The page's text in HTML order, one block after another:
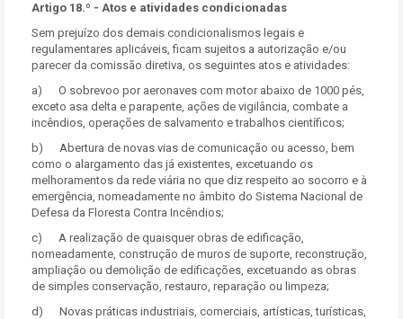
Artigo 18.º - Atos e atividades condicionadas
Sem prejuízo dos demais condicionalismos legais e
regulamentares aplicáveis, ficam sujeitos a autorização e/ou
parecer da comissão diretiva, os seguintes atos e atividades:
a) O sobrevoo por aeronaves com motor abaixo de 1000 pés,
exceto asa delta e parapente, ações de vigilância, combate a
incêndios, operações de salvamento e trabalhos científicos;
b) Abertura de novas vias de comunicação ou acesso, bem
como o alargamento das já existentes, excetuando os
melhoramentos da rede viária no que diz respeito ao socorro e à
emergência, nomeadamente no âmbito do Sistema Nacional de
Defesa da Floresta Contra Incêndios;
c) A realização de quaisquer obras de edificação,
nomeadamente, construção de muros de suporte, reconstrução,
ampliação ou demolição de edificações, excetuando as obras
de simples conservação, restauro, reparação ou limpeza;
d) Novas práticas industriais, comerciais, artísticas, turísticas,